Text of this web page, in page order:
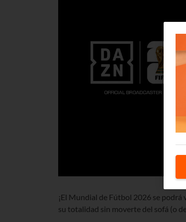
¡El Mundial de Fútbol 2026 se
su totalidad sin moverte del sofá (o